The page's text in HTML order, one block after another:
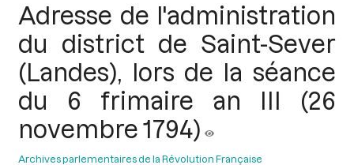
Adresse de l'administration
du district de Saint-Sever
(Landes), lors de la séance
du 6 frimaire an III (26
novembre 1794)
Archives parlementaires de la Révolution Française